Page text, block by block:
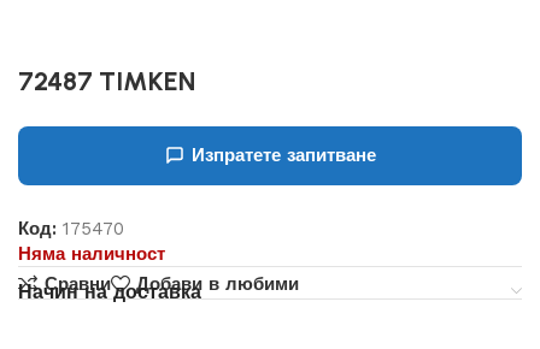
72487 TIMKEN
Изпратете запитване
Код:175470
Няма наличност
Сравни
Добави в любими
Начин на доставка